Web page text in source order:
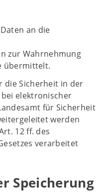
an die
zur Wahrnehmung
übermittelt.
die Sicherheit in der
elektronischer
für Sicherheit
werden
12 ff. des
verarbeitet